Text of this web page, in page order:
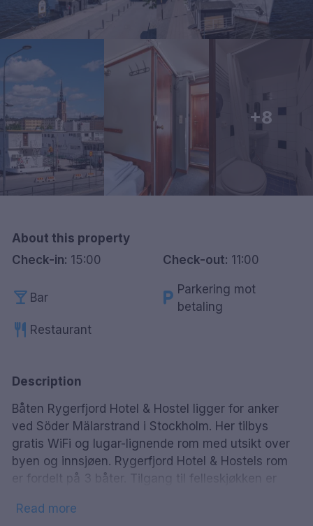
Hele Sverige
Stockholm
Hele Danmark
Done
+8
About this property
Check-in: 15:00 Check-out: 11:00
local_bar Bar local_parking Parkering mot
betaling
restaurant Restaurant
Description
Båten Rygerfjord Hotel & Hostel ligger for anker
ved Söder Mälarstrand i Stockholm. Her tilbys
gratis WiFi og lugar-lignende rom med utsikt over
byen og innsjøen. Rygerfjord Hotel & Hostels rom
er fordelt på 3 båter. Tilgang til felleskjøkken er
Read more